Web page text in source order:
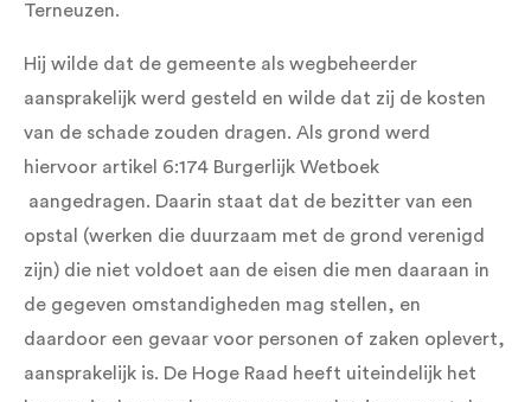
Terneuzen.
Hij wilde dat de gemeente als wegbeheerder
aansprakelijk werd gesteld en wilde dat zij de kosten
van de schade zouden dragen. Als grond werd
hiervoor artikel 6:174 Burgerlijk Wetboek
aangedragen. Daarin staat dat de bezitter van een
opstal (werken die duurzaam met de grond verenigd
zijn) die niet voldoet aan de eisen die men daaraan in
de gegeven omstandigheden mag stellen, en
daardoor een gevaar voor personen of zaken oplevert,
aansprakelijk is. De Hoge Raad heeft uiteindelijk het